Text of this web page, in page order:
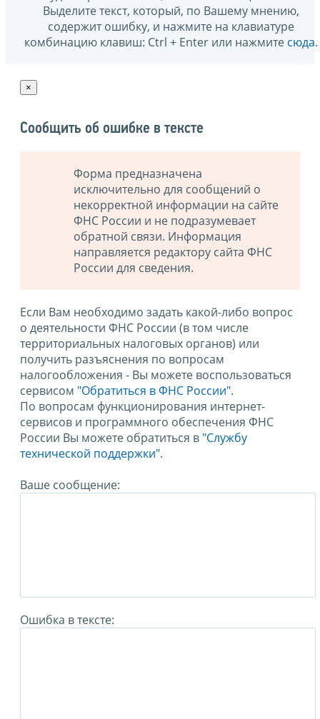
Выделите текст, который, по Вашему мнению,
содержит ошибку, и нажмите на клавиатуре
комбинацию клавиш: Ctrl + Enter или нажмите сюда.
×
Сообщить об ошибке в тексте
Форма предназначена
исключительно для сообщений о
некорректной информации на сайте
ФНС России и не подразумевает
обратной связи. Информация
направляется редактору сайта ФНС
России для сведения.
Если Вам необходимо задать какой-либо вопрос
о деятельности ФНС России (в том числе
территориальных налоговых органов) или
получить разъяснения по вопросам
налогообложения - Вы можете воспользоваться
сервисом "Обратиться в ФНС России".
По вопросам функционирования интернет-
сервисов и программного обеспечения ФНС
России Вы можете обратиться в "Службу
технической поддержки".
Ваше сообщение:
Ошибка в тексте: